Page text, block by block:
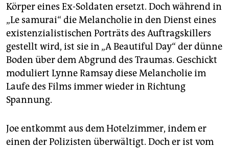
Körper eines Ex-Soldaten ersetzt. Doch während in
„Le samurai“ die Melancholie in den Dienst eines
existenzialistischen Porträts des Auftragskillers
gestellt wird, ist sie in „A Beautiful Day“ der dünne
Boden über dem Abgrund des Traumas. Geschickt
moduliert Lynne Ramsay diese Melancholie im
Laufe des Films immer wieder in Richtung
Spannung.
Joe entkommt aus dem Hotelzimmer, indem er
einen der Polizisten überwältigt. Doch er ist vom